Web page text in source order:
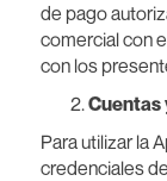
de pago
comercial con
con los
Cuentas
Para utilizar la
credenciales